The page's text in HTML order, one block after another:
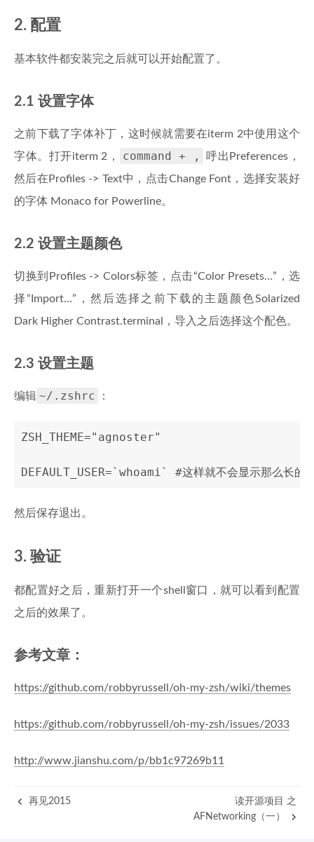
2. 配置
基本软件都安装完之后就可以开始配置了。
2.1 设置字体
之前下载了字体补丁，这时候就需要在iterm 2中使用这个
字体。打开iterm 2，
command + ,
呼出Preferences，
然后在Profiles -> Text中，点击Change Font，选择安装好
的字体 Monaco for Powerline。
2.2 设置主题颜色
切换到Profiles -> Colors标签，点击“Color Presets…”，选
择“Import…”，然后选择之前下载的主题颜色Solarized
Dark Higher Contrast.terminal，导入之后选择这个配色。
2.3 设置主题
编辑 ~/.zshrc ：
ZSH_THEME="agnoster"
然后保存退出。
3. 验证
都配置好之后，重新打开一个shell窗口，就可以看到配置
之后的效果了。
参考文章：
https://github.com/robbyrussell/oh-my-zsh/wiki/themes
https://github.com/robbyrussell/oh-my-zsh/issues/2033
http://www.jianshu.com/p/bb1c97269b11
再见2015
读开源项目 之
AFNetworking（一）